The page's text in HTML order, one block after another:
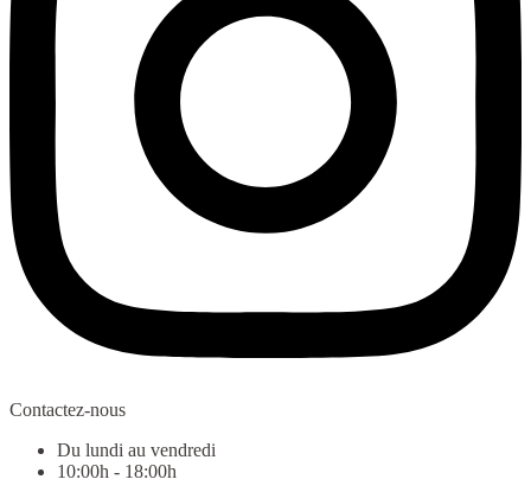
Contactez-nous
Du lundi au vendredi
10:00h - 18:00h